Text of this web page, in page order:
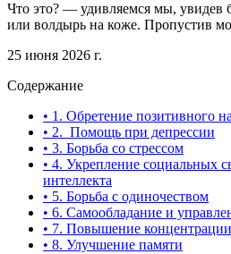
Что это? — удивляемся мы, увидев
или волдырь на коже. Пропустив
25 июня 2026 г.
Содержание
• 1. Обретение позитивного
• 2. Помощь при депрессии
• 3. Борьба со стрессом
• 4. Укрепление социальных
интеллекта
• 5. Борьба с одиночеством
• 6. Самообладание и
• 7. Повышение концентрации
• 8. Улучшение памяти